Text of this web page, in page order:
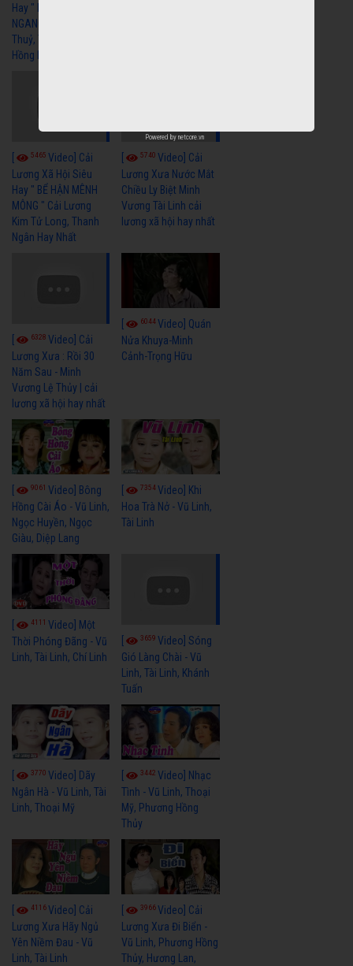
Hay " LỠ BƯỚC SANG
NGANG " Cải Lương Lệ
Thuỷ, Thanh Tuấn,
Hồng Nga
5465 Video] Cải
Lương Xã Hội Siêu
Hay " BỂ HẬN MÊNH
MÔNG " Cải Lương
Kim Tử Long, Thanh
Ngân Hay Nhất
5740Video] Cải
Lương Xưa Nước Mắt
Chiều Ly Biệt Minh
Vương Tài Linh cải
lương xã hội hay nhất
6328 Video] Cải
Lương Xưa : Rồi 30
Năm Sau - Minh
Vương Lệ Thủy | cải
lương xã hội hay nhất
6044Video] Quán
Nửa Khuya-Minh
Cảnh-Trọng Hữu
9061 Video] Bông
Hồng Cài Áo - Vũ Linh,
Ngọc Huyền, Ngọc
Giàu, Diệp Lang
7354Video] Khi
Hoa Trà Nở - Vũ Linh,
Tài Linh
4111 Video] Một
Thời Phóng Đãng - Vũ
Linh, Tài Linh, Chí Linh
3659Video] Sóng
Gió Làng Chài - Vũ
Linh, Tài Linh, Khánh
Tuấn
3770 Video] Dãy
Ngân Hà - Vũ Linh, Tài
Linh, Thoại Mỹ
3442Video] Nhạc
Tình - Vũ Linh, Thoại
Mỹ, Phương Hồng
Thủy
4116Video] Cải
Lương Xưa Hãy Ngủ
Yên Niềm Đau - Vũ
Linh, Tài Linh
3966Video] Cải
Lương Xưa Đi Biển -
Vũ Linh, Phương Hồng
Thủy, Hương Lan,
Powered by netcore.vn